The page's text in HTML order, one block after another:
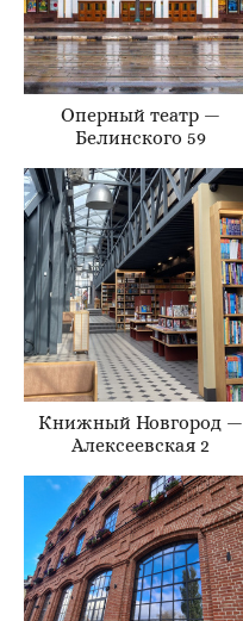
Оперный театр —
Белинского 59
Книжный Новгород —
Алексеевская 2